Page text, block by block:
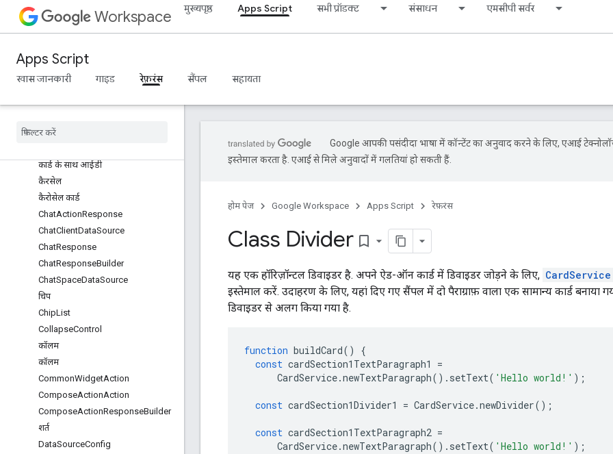
Workspace मुख्यपृष्ठ Apps Script सभी प्रॉडक्ट संसाधन एमसीपी सर्वर
Apps Script
खास जानकारी गाइड रेफ़रंस सैंपल सहायता
बटन सेट
CalendarEventActionResponseBui
lder
कार्ड
कार्ड हैडर
कार्ड के साथ आईडी
कैरसेल
कैरोसेल कार्ड
ChatActionResponse
ChatClientDataSource
ChatResponse
ChatResponseBuilder
ChatSpaceDataSource
चिप
ChipList
CollapseControl
कॉलम
कॉलम
CommonWidgetAction
ComposeActionAction
ComposeActionResponseBuilder
शर्त
DataSourceConfig
Google आपकी पसंदीदा भाषा में कॉन्टेंट का अनुवाद करने के लिए, एआई
इस्तेमाल करता है. एआई से मिले अनुवादों में गलतियां हो सकती हैं.
होम पेज Google Workspace Apps Script रेफ़रंस
Class Divider bookmark_border
यह एक हॉरिज़ॉन्टल डिवाइडर है. अपने ऐड-ऑन कार्ड में डिवाइडर जोड़ने के लिए, CardService
इस्तेमाल करें. उदाहरण के लिए, यहां दिए गए सैंपल में दो पैराग्राफ़ वाला एक सामान्य कार्ड बनाया
डिवाइडर से अलग किया गया है.
function buildCard()
{
const cardSection1TextParagraph1
=
CardService.newTextParagraph(). setText( 'Hello world!' );
const cardSection1Divider1 = CardService.newDivider();
const cardSection1TextParagraph2 =
CardService.newTextParagraph(). setText( 'Hello world!' );